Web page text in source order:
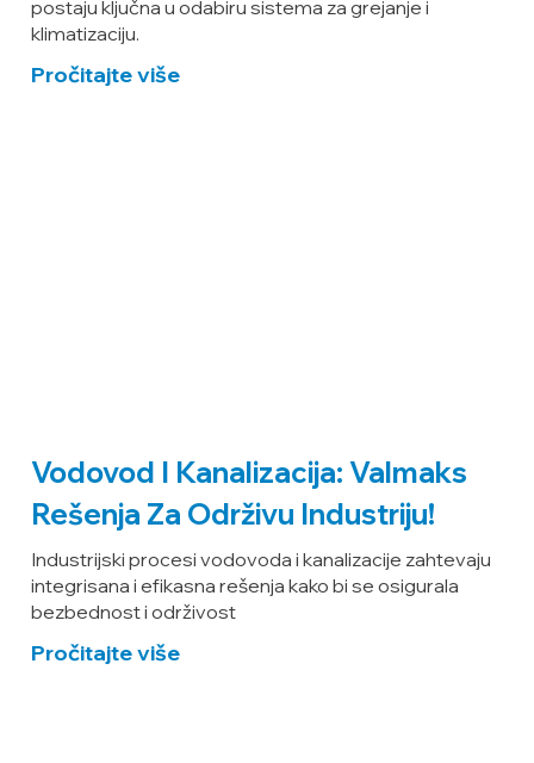
postaju ključna u odabiru sistema za grejanje i
klimatizaciju.
Pročitajte više
Vodovod I Kanalizacija: Valmaks
Rešenja Za Održivu Industriju!
Industrijski procesi vodovoda i kanalizacije zahtevaju
integrisana i efikasna rešenja kako bi se osigurala
bezbednost i održivost
Pročitajte više